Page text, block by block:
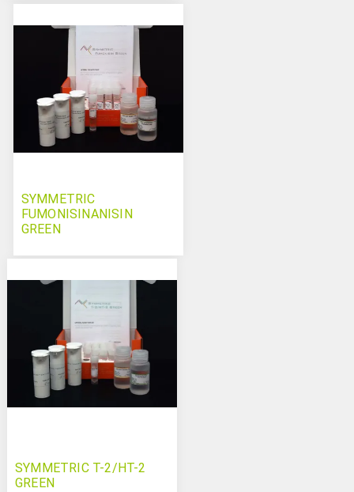
SYMMETRIC
FUMONISINANISIN
GREEN
SYMMETRIC T-2/HT-2
GREEN